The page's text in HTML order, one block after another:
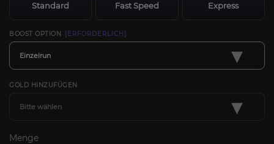
Standard Fast Speed Express
BOOST OPTION [ERFORDERLICH]
Einzelrun ▾
GOLD HINZUFÜGEN
Bitte wählen ▾
Menge